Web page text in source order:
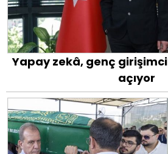
Yapay zekâ, genç
açıyor